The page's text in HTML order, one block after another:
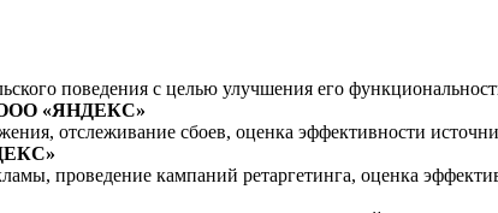
поведения с целью улучшения его
ООО «ЯНДЕКС»
отслеживание сбоев, оценка эффективности
проведение кампаний ретаргетинга, оценка